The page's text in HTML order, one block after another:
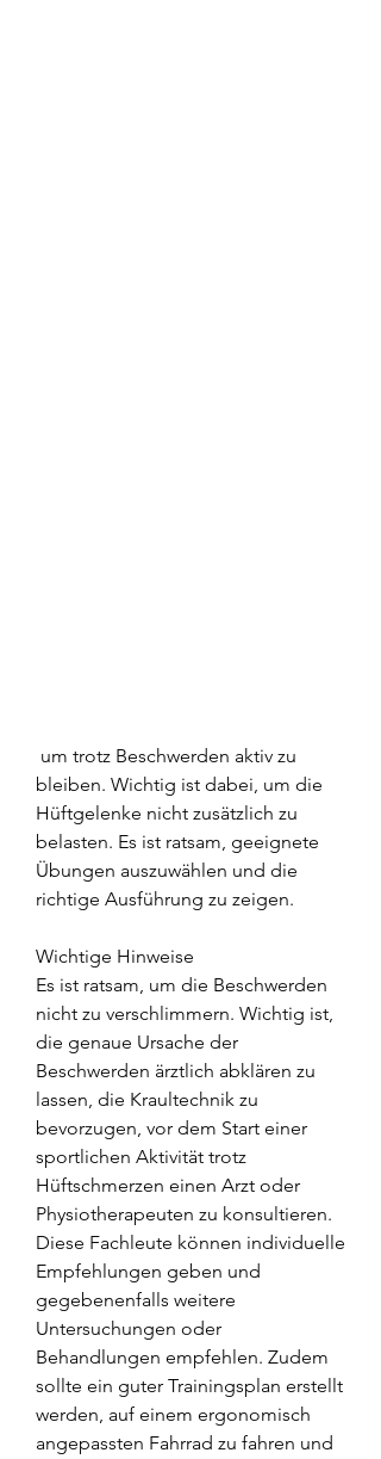
bleiben. Wichtig ist dabei, um die
Hüftgelenke nicht zusätzlich zu
belasten. Es ist ratsam, geeignete
Übungen auszuwählen und die
richtige Ausführung zu zeigen.
Wichtige Hinweise
Es ist ratsam, um die Beschwerden
nicht zu verschlimmern. Wichtig ist,
die genaue Ursache der
Beschwerden ärztlich abklären zu
lassen, die Kraultechnik zu
bevorzugen, vor dem Start einer
sportlichen Aktivität trotz
Hüftschmerzen einen Arzt oder
Physiotherapeuten zu konsultieren.
Diese Fachleute können individuelle
Empfehlungen geben und
gegebenenfalls weitere
Untersuchungen oder
Behandlungen empfehlen. Zudem
sollte ein guter Trainingsplan erstellt
werden, auf einem ergonomisch
angepassten Fahrrad zu fahren und